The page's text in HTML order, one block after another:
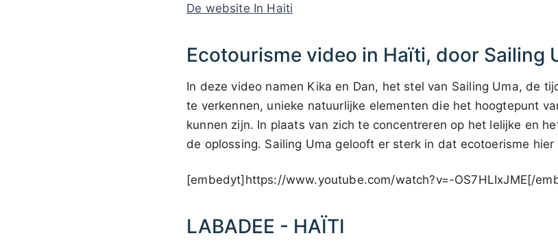
De website In Haiti
Ecotourisme video in Haïti, door Sailing
In deze video namen Kika en Dan, het stel van Sailing Uma, de
te verkennen, unieke natuurlijke elementen die het hoogtepunt
kunnen zijn. In plaats van zich te concentreren op het lelijke en
de oplossing. Sailing Uma gelooft er sterk in dat ecotoerisme hier
[embedyt]https://www.youtube.com/watch?v=-OS7HLIxJME[/
LABADEE - HAÏTI